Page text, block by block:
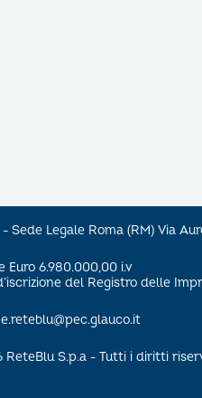
- Sede Legale Roma (RM) Via
Euro 6.980.000,00 i.v
del Registro delle
ReteBlu S.p.a - Tutti i diritti